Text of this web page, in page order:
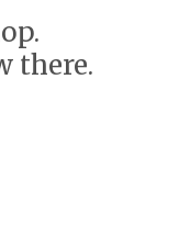
there.